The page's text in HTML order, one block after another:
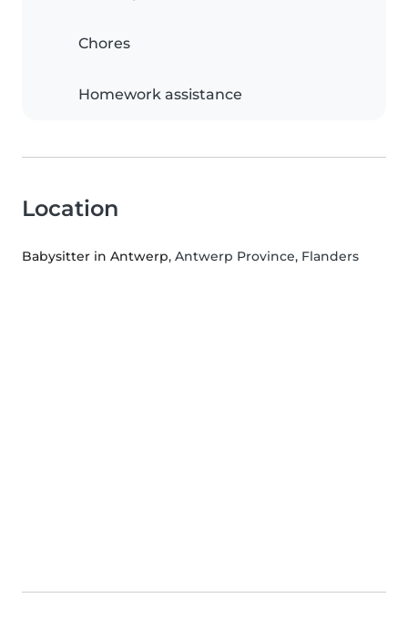
Chores
Homework assistance
Location
Babysitter in Antwerp, Antwerp Province, Flanders